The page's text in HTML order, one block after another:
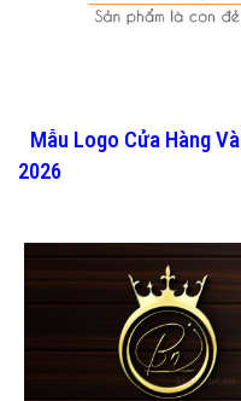
Mẫu Logo Cửa Hàng
2026